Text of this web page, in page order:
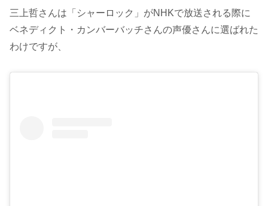
三上哲さんは「シャーロック」がNHKで放送される際に
ベネディクト・カンバーバッチさんの声優さんに選ばれた
わけですが、